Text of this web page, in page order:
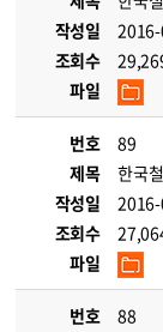
작성일
조회수
파일
번호
89
제목
한국
작성일
조회수
파일
번호
88